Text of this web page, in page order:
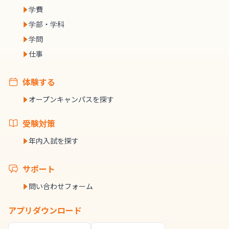
学費
学部・学科
学問
仕事
体験する
オープンキャンパスを探す
受験対策
年内入試を探す
サポート
問い合わせフォーム
アプリダウンロード